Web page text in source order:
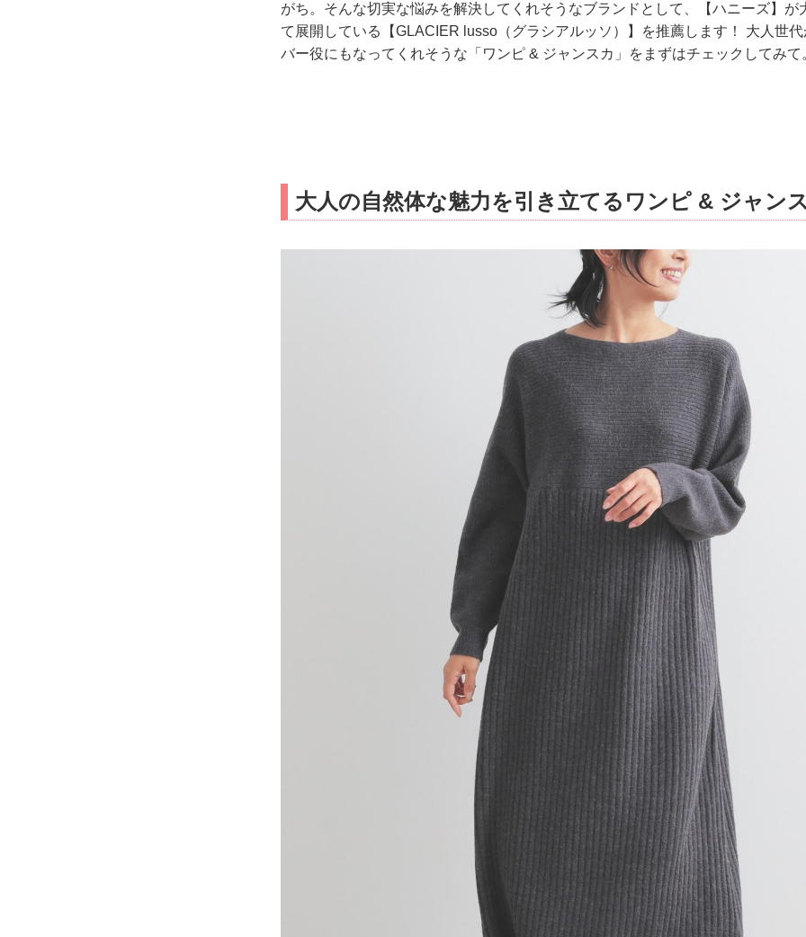
がち。そんな切実な悩みを解決してくれそうなブランドとして、【ハニーズ】が
て展開している【GLACIER lusso（グラシアルッソ）】を推薦します！ 大人世
バー役にもなってくれそうな「ワンピ & ジャンスカ」をまずはチェックしてみて
大人の自然体な魅力を引き立てるワンピ & ジャン